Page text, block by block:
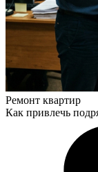
Ремонт квартир
Как привлечь